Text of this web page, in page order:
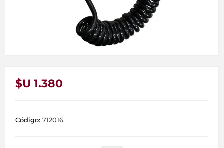
$U 1.380
Código: 712016